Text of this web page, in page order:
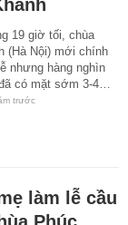
19 giờ tối, chùa
(Hà Nội) mới chính
nhưng hàng nghìn
có mặt sớm 3-4…
trước
làm lễ cầu